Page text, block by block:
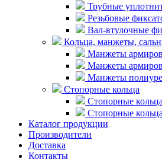
Трубные
Резьбовые
Вал-втулочные
Кольца, манжеты,
Манжеты
Манжеты
Манжеты
Стопорные кольца
Стопорные
Стопорные
Каталог продукции
Производители
Доставка
Контакты